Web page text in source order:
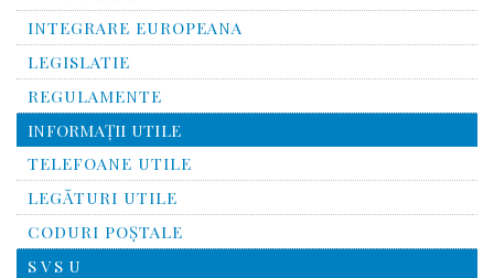
INTEGRARE EUROPEANA
LEGISLATIE
REGULAMENTE
INFORMAŢII UTILE
TELEFOANE UTILE
LEGĂTURI UTILE
CODURI POŞTALE
S V S U